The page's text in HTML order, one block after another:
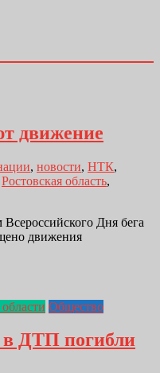
движение
, новости, НТК,
Ростовская область,
Дня бега
движения
Общество
в ДТП погибли